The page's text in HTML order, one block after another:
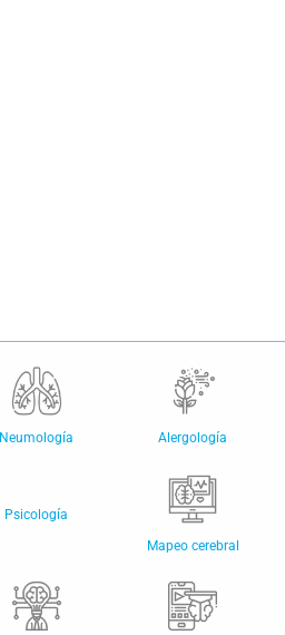
Neumología
Alergología
Psicología
Mapeo cerebral